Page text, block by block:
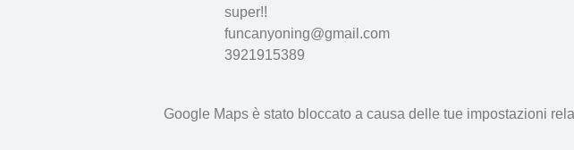
super!!
funcanyoning@gmail.com
3921915389
Google Maps è stato bloccato a causa delle tue impostazioni